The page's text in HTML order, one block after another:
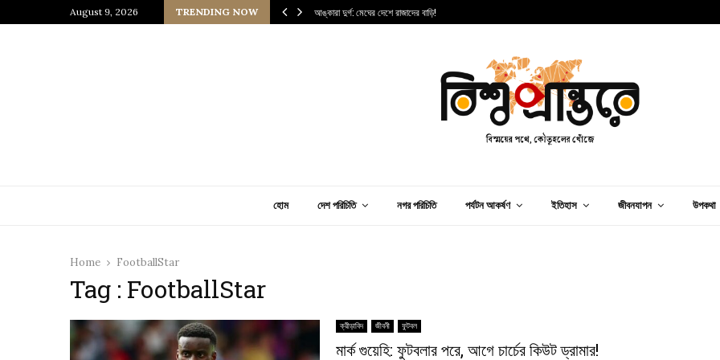
August 9, 2026 TRENDING NOW
উত্তরাধিকারীর গল্প আঙ্কারা দুর্গ: মেঘের দেশে রাজাদের বাড়ি!
হোম দেশ পরিচিতি নগর পরিচিতি পর্যটন আকর্ষণ ইতিহাস জীবনযাপন উপকথা
Home FootballStar
Tag : FootballStar
ক্রীড়াবিদ জীবনী ফুটবল
মার্ক গুয়েহি: ফুটবলার পরে, আগে চার্চের কিউট ড্রামার!